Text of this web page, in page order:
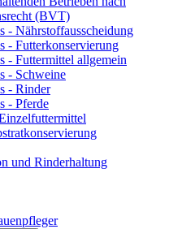
(BVT)
- Nährstoffausscheidung
- Futterkonservierung
- Futtermittel allgemein
- Schweine
- Rinder
- Pferde
und Rinderhaltung